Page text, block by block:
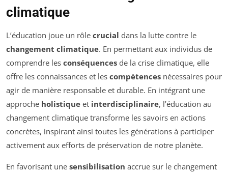
climatique
L’éducation joue un rôle crucial dans la lutte contre le
changement climatique. En permettant aux individus de
comprendre les conséquences de la crise climatique, elle
offre les connaissances et les compétences nécessaires pour
agir de manière responsable et durable. En intégrant une
approche holistique et interdisciplinaire, l’éducation au
changement climatique transforme les savoirs en actions
concrètes, inspirant ainsi toutes les générations à participer
activement aux efforts de préservation de notre planète.
En favorisant une sensibilisation accrue sur le changement